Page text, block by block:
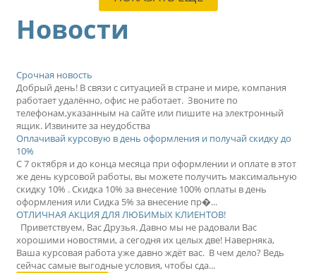
Новости
Срочная новость
Добрый день! В связи с ситуацией в стране и мире, компания
работает удалённо, офис не работает. Звоните по
телефонам,указанным на сайте или пишите на электронный
ящик. Извините за неудобства
Оплачивай курсовую в день оформления и получай скидку до
10%
С 7 октября и до конца месяца при оформлении и оплате в этот
же день курсовой работы, вы можете получить максимальную
скидку 10% . Скидка 10% за внесение 100% оплаты в день
оформления или Сидка 5% за внесение пр�...
ОТЛИЧНАЯ АКЦИЯ ДЛЯ ЛЮБИМЫХ КЛИЕНТОВ!
Приветствуем, Вас Друзья. Давно мы не радовали Вас
хорошими новостями, а сегодня их целых две! Наверняка,
Ваша курсовая работа уже давно ждёт вас. В чем дело? Ведь
сейчас самые выгодные условия, чтобы сда...